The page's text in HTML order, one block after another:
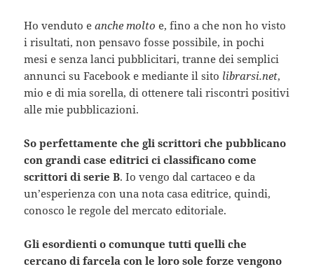
Ho venduto eanche molto e, fino a che non ho visto
i risultati, non pensavo fosse possibile, in pochi
mesi e senza lanci pubblicitari, tranne dei semplici
annunci su Facebook e mediante il sito librarsi.net,
mio e di mia sorella, di ottenere tali riscontri positivi
alle mie pubblicazioni.
So perfettamente che gli scrittori che pubblicano
con grandi case editrici ci classificano come
scrittori di serie B. Io vengo dal cartaceo e da
un’esperienza con una nota casa editrice, quindi,
conosco le regole del mercato editoriale.
Gli esordienti o comunque tutti quelli che
cercano di farcela con le loro sole forze vengono